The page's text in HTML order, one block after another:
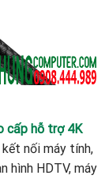
cấp hỗ trợ 4K
nối máy tính,
hình HDTV, máy